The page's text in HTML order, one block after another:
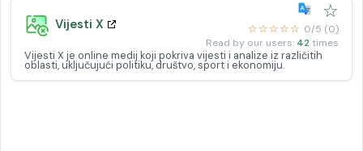
Vijesti X
☆
☆☆☆☆☆ 0/5 (0)
Read by our users: 42 times
Vijesti X je online medij koji pokriva vijesti i analize iz različitih
oblasti, uključujući politiku, društvo, sport i ekonomiju.